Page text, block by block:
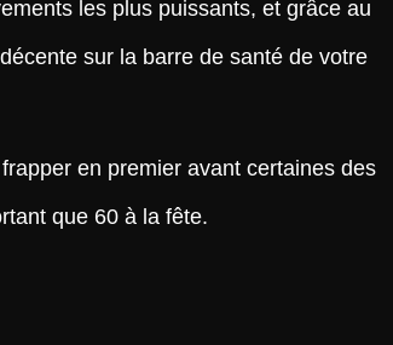
les plus puissants, et grâce au
sur la barre de santé de votre
en premier avant certaines des
que 60 à la fête.